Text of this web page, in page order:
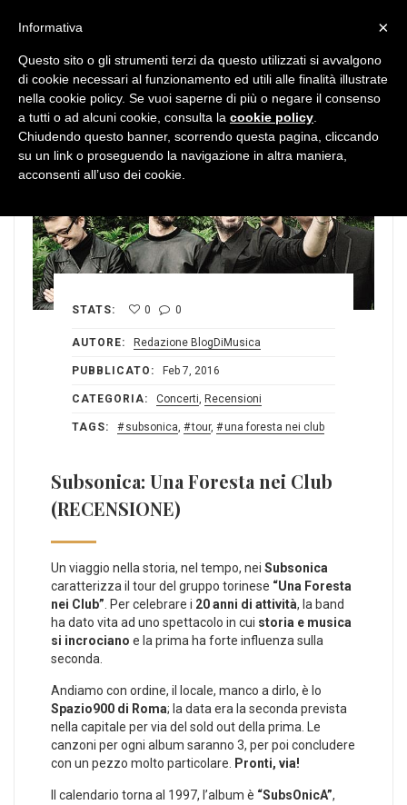
STATS: 0 0
AUTORE: Redazione BlogDiMusica
PUBBLICATO: Feb 7, 2016
CATEGORIA: Concerti, Recensioni
TAGS: subsonica, tour, una foresta nei club
Subsonica: Una Foresta nei Club
(RECENSIONE)
Un viaggio nella storia, nel tempo, nei Subsonica
caratterizza il tour del gruppo torinese “Una Foresta
nei Club”. Per celebrare i 20 anni di attività, la band
ha dato vita ad uno spettacolo in cui storia e musica
si incrociano e la prima ha forte influenza sulla
seconda.
Andiamo con ordine, il locale, manco a dirlo, è lo
Spazio900 di Roma; la data era la seconda prevista
nella capitale per via del sold out della prima. Le
canzoni per ogni album saranno 3, per poi concludere
con un pezzo molto particolare. Pronti, via!
Il calendario torna al 1997, l’album è “SubsOnicA”,
×
Informativa
Questo sito o gli strumenti terzi da questo utilizzati si avvalgono
di cookie necessari al funzionamento ed utili alle finalità illustrate
nella cookie policy. Se vuoi saperne di più o negare il consenso
a tutti o ad alcuni cookie, consulta la cookie policy
Chiudendo questo banner, scorrendo questa pagina, cliccando
su un link o proseguendo la navigazione in altra maniera,
acconsenti all’uso dei cookie.